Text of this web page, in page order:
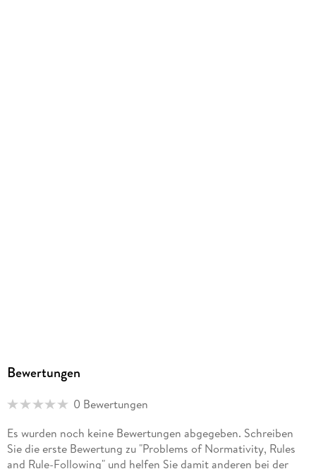
Bewertungen
0 Bewertungen
Es wurden noch keine Bewertungen abgegeben. Schreiben
Sie die erste Bewertung zu "Problems of Normativity, Rules
and Rule-Following" und helfen Sie damit anderen bei der